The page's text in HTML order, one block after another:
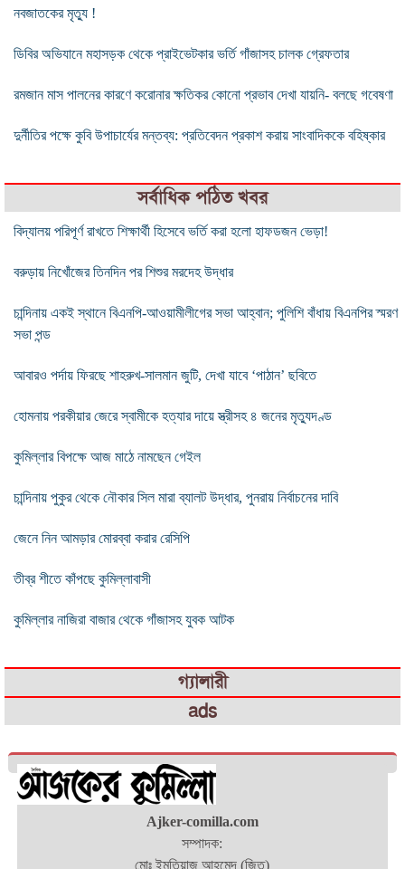
নবজাতকের মৃত্যু !
ডিবির অভিযানে মহাসড়ক থেকে প্রাইভেটকার ভর্তি গাঁজাসহ চালক গ্রেফতার
রমজান মাস পালনের কারণে করোনার ক্ষতিকর কোনো প্রভাব দেখা যায়নি- বলছে গবেষণা
দুর্নীতির পক্ষে কুবি উপাচার্যের মন্তব্য: প্রতিবেদন প্রকাশ করায় সাংবাদিককে বহিষ্কার
সর্বাধিক পঠিত খবর
বিদ্যালয় পরিপূর্ণ রাখতে শিক্ষার্থী হিসেবে ভর্তি করা হলো হাফডজন ভেড়া!
বরুড়ায় নিখোঁজের তিনদিন পর শিশুর মরদেহ উদ্ধার
চান্দিনায় একই স্থানে বিএনপি-আওয়ামীলীগের সভা আহ্বান; পুলিশি বাঁধায় বিএনপির স্মরণ
সভা পন্ড
আবারও পর্দায় ফিরছে শাহরুখ-সালমান জুটি, দেখা যাবে ‘পাঠান’ ছবিতে
হোমনায় পরকীয়ার জেরে স্বামীকে হত্যার দায়ে স্ত্রীসহ ৪ জনের মৃত্যুদণ্ড
কুমিল্লার বিপক্ষে আজ মাঠে নামছেন গেইল
চান্দিনায় পুকুর থেকে নৌকার সিল মারা ব্যালট উদ্ধার, পুনরায় নির্বাচনের দাবি
জেনে নিন আমড়ার মোরব্বা করার রেসিপি
তীব্র শীতে কাঁপছে কুমিল্লাবাসী
কুমিল্লার নাজিরা বাজার থেকে গাঁজাসহ যুবক আটক
গ্যালারী
ads
Ajker-comilla.com
সম্পাদক:
মোঃ ইমতিয়াজ আহমেদ (জিতু)